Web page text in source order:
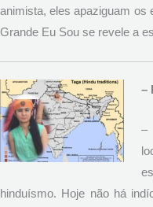
animista, eles apaziguam os
Grande Eu Sou se revele a
–
–
hinduísmo. Hoje não há